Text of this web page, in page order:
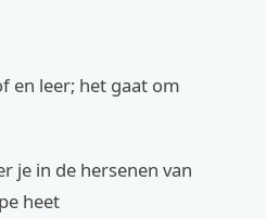
en leer; het gaat om
je in de hersenen van
heet